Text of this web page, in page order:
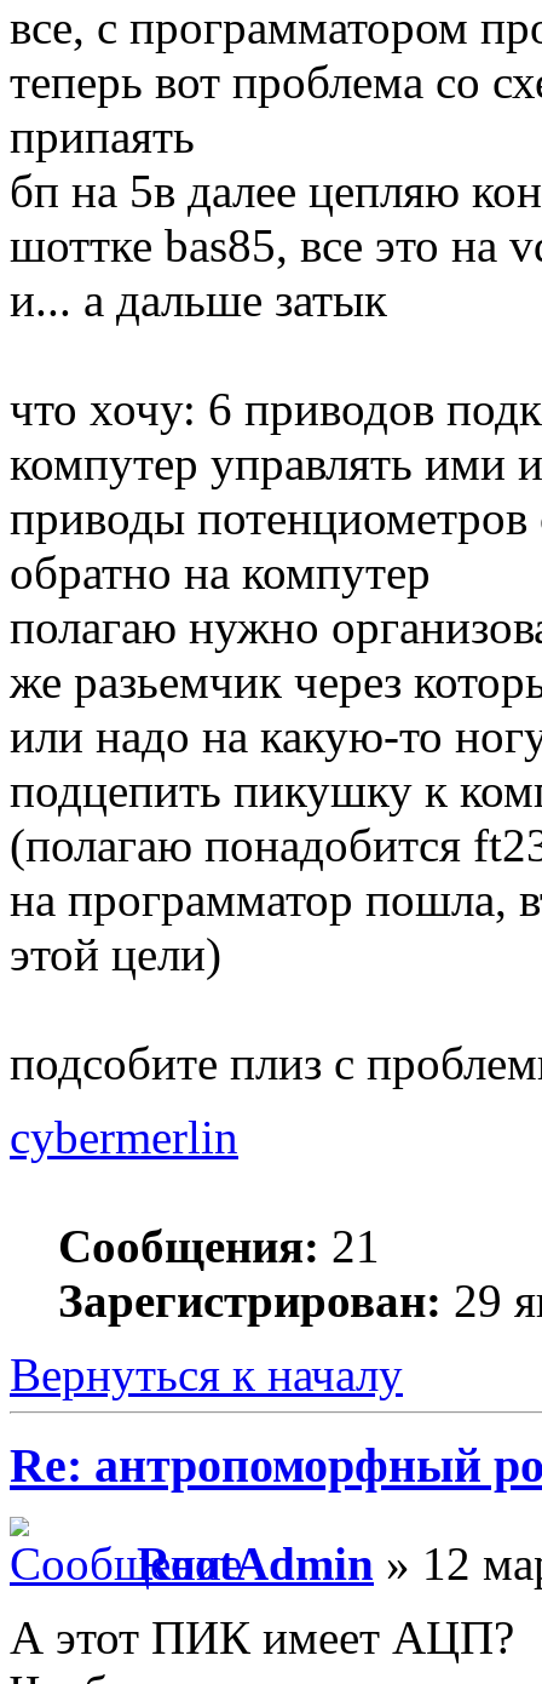
все, с программатором
теперь вот проблема со
припаять
бп на 5в далее цепляю
шоттке bas85, все это на
и... а дальше затык
что хочу: 6 приводов
компутер управлять ими
приводы потенциометров
обратно на компутер
полагаю нужно
же разьемчик через
или надо на какую-то
подцепить пикушку к
(полагаю понадобится
на программатор пошла,
этой цели)
подсобите плиз с
cybermerlin
Сообщения: 21
Зарегистрирован: 29
Вернуться к началу
Re: антропоморфный
RootAdmin » 12
А этот ПИК имеет АЦП?